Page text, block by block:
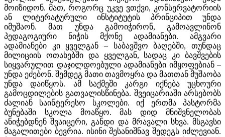
მოიზიდონ. მათ, როგორც უკვე ვთქვი, კონსერვატორიის
ან ლიტერატურული ინსტიტუტის პრინციპით უნდა
იმუშაონ. მათ უნდა გამოიჭირონ, გამოავლინონ
პედაგოგიური ნიჭის მქონე ადამიანები. ამგვარი
ადამიანები კი ყველგან – საბავშვო ბაღებში, თუნდაც
მილიციის ოთახებში და ყველგან, სადაც კი ბავშვების
სიყვარულით დაჯილდოებული ადამიანები იმყოფებიან –
უნდა ეძებონ. შემდეგ მათი თავმოყრა და მათთან მუშაობა
უნდა დაიწყოს. ამ საქმეში კარგი იქნება უცხოური
გამოცდილების გათვალისწინება. შვეიცარიაში არსებობს
ძალიან საინტერესო სკოლები. იქ ერთმა პასტორმა
ბუნებაში სკოლა მოაწყო. მას დიდ მნიშვნელობას
ანიჭებდნენ შვაიცერი, განდი და მრავალი სხვა. მსგავსი
მაგალითები ბევრია. ისინი შესანიშნავ შედეგს იძლევიან.